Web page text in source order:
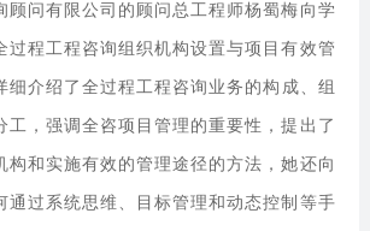
顾问有限公司的顾问总工程师杨蜀梅向学
过程工程咨询组织机构设置与项目有效管
细介绍了全过程工程咨询业务的构成、组
工，强调全咨项目管理的重要性，提出了
构和实施有效的管理途径的方法，她还向
通过系统思维、目标管理和动态控制等手